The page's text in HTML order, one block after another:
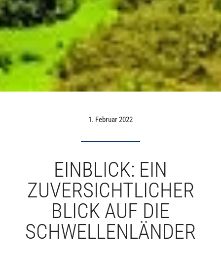
1. Februar 2022
EINBLICK: EIN
ZUVERSICHTLICHER
BLICK AUF DIE
SCHWELLENLÄNDER